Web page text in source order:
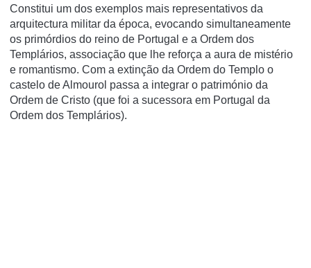
Constitui um dos exemplos mais representativos da
arquitectura militar da época, evocando simultaneamente
os primórdios do reino de Portugal e a Ordem dos
Templários, associação que lhe reforça a aura de mistério
e romantismo. Com a extinção da Ordem do Templo o
castelo de Almourol passa a integrar o património da
Ordem de Cristo (que foi a sucessora em Portugal da
Ordem dos Templários).